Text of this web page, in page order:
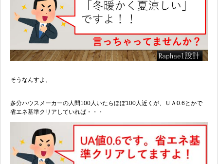
そうなんすよ。
多分ハウスメーカーの人間100人いたらほぼ100人近くが、ＵＡ0.6とかで
省エネ基準クリアしていれば・・・